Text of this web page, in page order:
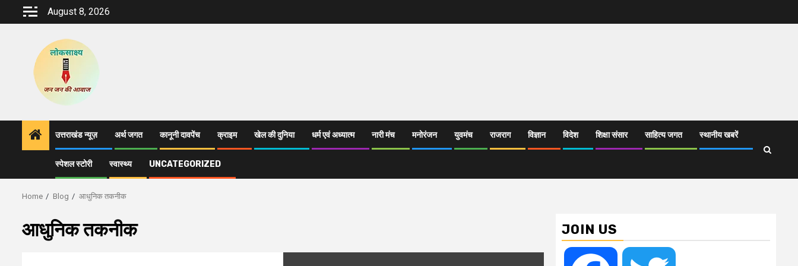
August 8, 2026
उत्तराखंड न्यूज़ अर्थ जगत कानूनी दावपेंच क्राइम खेल की दुनिया धर्म एवं अध्यात्म नारी मंच मनोरंजन युवमंच राजराग विज्ञान विदेश शिक्षा संसार साहित्य जगत स्थानीय खबरें
स्पेशल स्टोरी स्वास्थ्य UNCATEGORIZED
Home Blog आधुनिक तकनीक
आधुनिक तकनीक JOIN US